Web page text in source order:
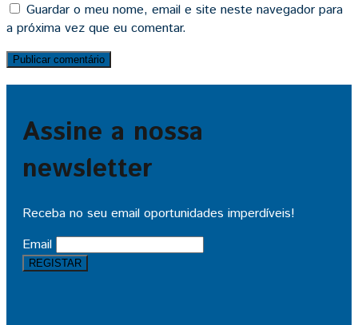
Guardar o meu nome, email e site neste navegador para
a próxima vez que eu comentar.
Assine a nossa
newsletter
Receba no seu email oportunidades imperdíveis!
Email